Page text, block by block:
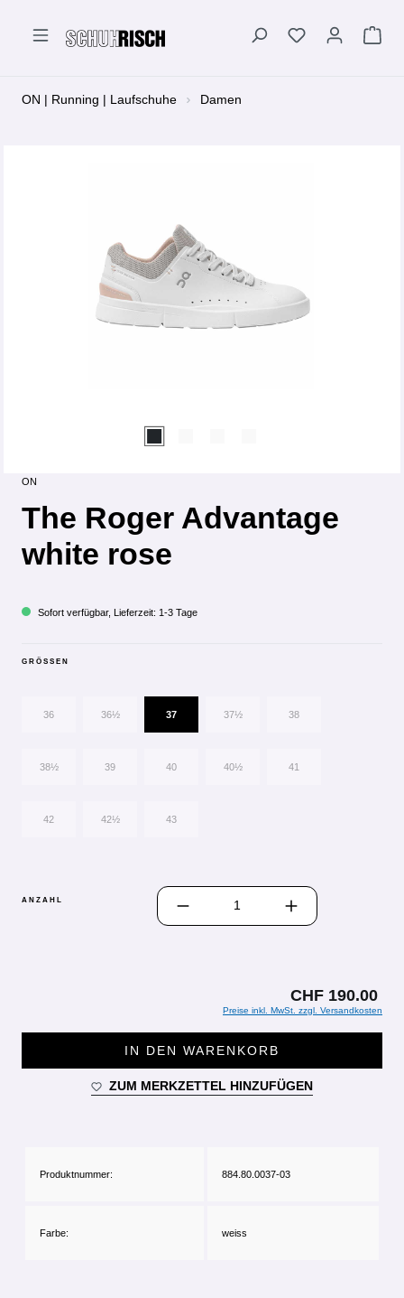
ON | Running | Laufschuhe Damen
ON
The Roger Advantage
white rose
Sofort verfügbar, Lieferzeit: 1-3 Tage
GRÖSSEN
36 36½ 37 37½ 38
38½ 39 40 40½ 41
42 42½ 43
ANZAHL
PRODUKT ANZAHL: GIB DEN
CHF 190.00
Preise inkl. MwSt. zzgl. Versandkosten
IN DEN WARENKORB
ZUM MERKZETTEL HINZUFÜGEN
Produktnummer: 884.80.0037-03
Farbe: weiss